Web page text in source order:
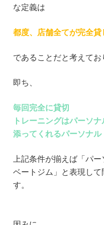
な定義は
都度、店舗全てが完全貸
であることだと考えてお
即ち、
毎回完全に貸切
トレーニングはパーソ
添ってくれるパーソナ
上記条件が揃えば「パ
ベートジム」と表現し
す。